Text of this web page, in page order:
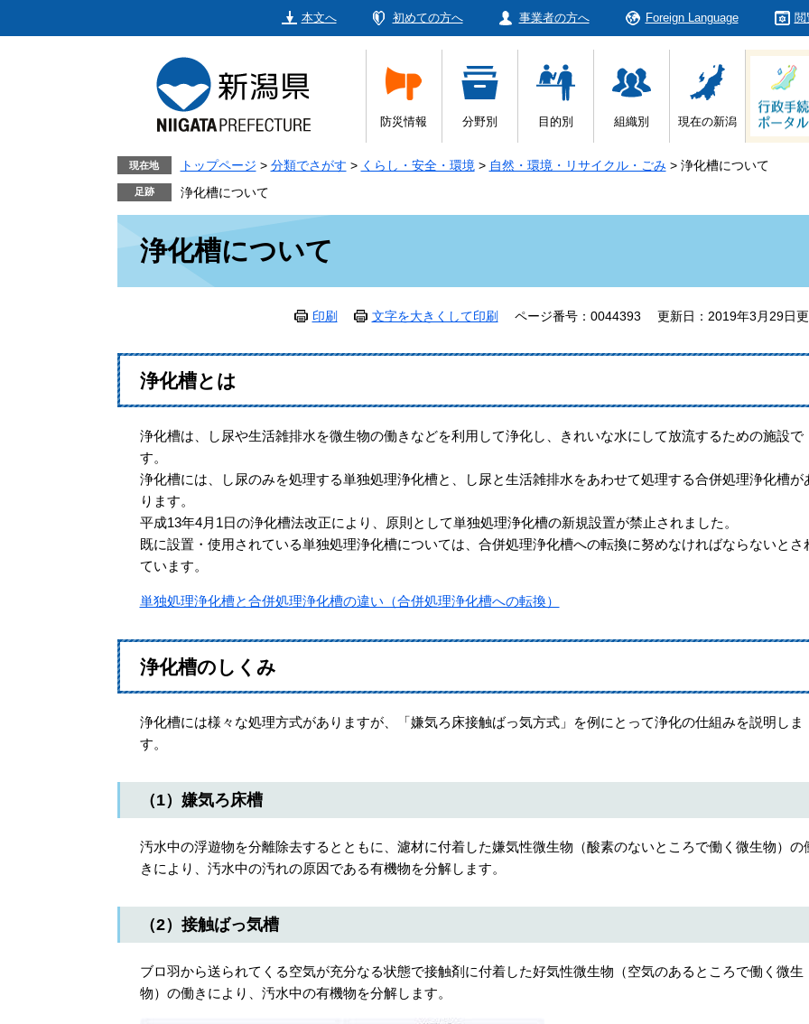
本文へ 初めての方へ 事業者の方へ Foreign Language 閲
防災情報 分野別 目的別 組織別 現在の新潟
現在地 トップページ > 分類でさがす > くらし・安全・環境 > 自然・環境・リサイクル・ごみ > 浄化槽について
浄化槽について
浄化槽について
印刷 文字を大きくして印刷 ページ番号：0044393 更新日：2019年3月29日
浄化槽とは
浄化槽は、し尿や生活雑排水を微生物の働きなどを利用して浄化し、きれいな水にして放流するための施設で
す。
浄化槽には、し尿のみを処理する単独処理浄化槽と、し尿と生活雑排水をあわせて処理する合併処理浄化槽が
ります。
平成13年4月1日の浄化槽法改正により、原則として単独処理浄化槽の新規設置が禁止されました。
既に設置・使用されている単独処理浄化槽については、合併処理浄化槽への転換に努めなければならないとさ
ています。
単独処理浄化槽と合併処理浄化槽の違い（合併処理浄化槽への転換）
浄化槽のしくみ
浄化槽には様々な処理方式がありますが、「嫌気ろ床接触ばっ気方式」を例にとって浄化の仕組みを説明しま
す。
（1）嫌気ろ床槽
汚水中の浮遊物を分離除去するとともに、濾材に付着した嫌気性微生物（酸素のないところで働く微生物）の
きにより、汚水中の汚れの原因である有機物を分解します。
（2）接触ばっ気槽
ブロ羽から送られてくる空気が充分なる状態で接触剤に付着した好気性微生物（空気のあるところで働く微生
物）の働きにより、汚水中の有機物を分解します。